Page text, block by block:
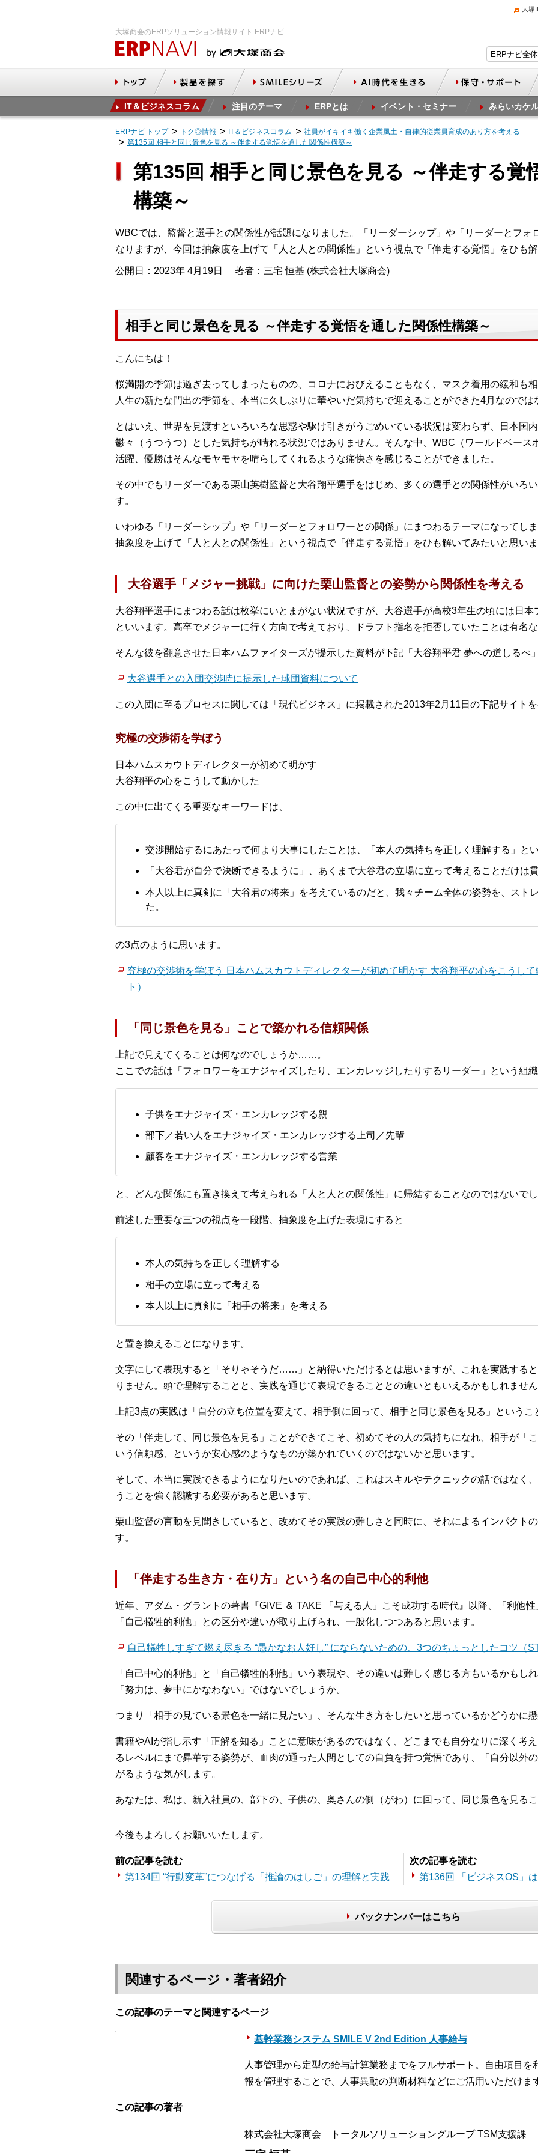
大塚
大塚商会のERPソリューション情報サイト ERPナビ
IT＆ビジネスコラム 注目のテーマ ERPとは イベント・セミナー みらいカケ
ERPナビ トップ トク◎情報 IT＆ビジネスコラム
社員がイキイキ働く企業風土・自律的従業員育成のあり方を考える
第135回 相手と同じ景色を見る ～伴走する覚悟を通した関係性構築～
第135回 相手と同じ景色を見る ～伴走する覚
構築～
WBCでは、監督と選手との関係性が話題になりました。「リーダーシップ」や「リーダーとフォ
なりますが、今回は抽象度を上げて「人と人との関係性」という視点で「伴走する覚悟」をひも
公開日：2023年 4月19日 著者：三宅 恒基 (株式会社大塚商会)
相手と同じ景色を見る ～伴走する覚悟を通した関係性構築～
こんにちは！
桜満開の季節は過ぎ去ってしまったものの、コロナにおびえることもなく、マスク着用の緩和も
人生の新たな門出の季節を、本当に久しぶりに華やいだ気持ちで迎えることができた4月なのでは
とはいえ、世界を見渡すといろいろな思惑や駆け引きがうごめいている状況は変わらず、日本国
鬱々（うつうつ）とした気持ちが晴れる状況ではありません。そんな中、WBC（ワールドベース
活躍、優勝はそんなモヤモヤを晴らしてくれるような痛快さを感じることができました。
その中でもリーダーである栗山英樹監督と大谷翔平選手をはじめ、多くの選手との関係性がいろ
す。
いわゆる「リーダーシップ」や「リーダーとフォロワーとの関係」にまつわるテーマになってし
抽象度を上げて「人と人との関係性」という視点で「伴走する覚悟」をひも解いてみたいと思い
大谷選手「メジャー挑戦」に向けた栗山監督との姿勢から関係性を考える
大谷翔平選手にまつわる話は枚挙にいとまがない状況ですが、大谷選手が高校3年生の頃には日
といいます。高卒でメジャーに行く方向で考えており、ドラフト指名を拒否していたことは有名
そんな彼を翻意させた日本ハムファイターズが提示した資料が下記「大谷翔平君 夢への道しるべ
大谷選手との入団交渉時に提示した球団資料について
この入団に至るプロセスに関しては「現代ビジネス」に掲載された2013年2月11日の下記サイト
究極の交渉術を学ぼう
日本ハムスカウトディレクターが初めて明かす
大谷翔平の心をこうして動かした
この中に出てくる重要なキーワードは、
交渉開始するにあたって何より大事にしたことは、「本人の気持ちを正しく理解する」と
「大谷君が自分で決断できるように」、あくまで大谷君の立場に立って考えることだけは
本人以上に真剣に「大谷君の将来」を考えているのだと、我々チーム全体の姿勢を、スト
た。
の3点のように思います。
究極の交渉術を学ぼう 日本ハムスカウトディレクターが初めて明かす 大谷翔平の心をこうし
ト）
「同じ景色を見る」ことで築かれる信頼関係
上記で見えてくることは何なのでしょうか……。
ここでの話は「フォロワーをエナジャイズしたり、エンカレッジしたりするリーダー」という組
子供をエナジャイズ・エンカレッジする親
部下／若い人をエナジャイズ・エンカレッジする上司／先輩
顧客をエナジャイズ・エンカレッジする営業
と、どんな関係にも置き換えて考えられる「人と人との関係性」に帰結することなのではないで
前述した重要な三つの視点を一段階、抽象度を上げた表現にすると
本人の気持ちを正しく理解する
相手の立場に立って考える
本人以上に真剣に「相手の将来」を考える
と置き換えることになります。
文字にして表現すると「そりゃそうだ……」と納得いただけるとは思いますが、これを実践する
りません。頭で理解することと、実践を通じて表現できることとの違いともいえるかもしれませ
上記3点の実践は「自分の立ち位置を変えて、相手側に回って、相手と同じ景色を見る」というこ
その「伴走して、同じ景色を見る」ことができてこそ、初めてその人の気持ちになれ、相手が「
いう信頼感、というか安心感のようなものが築かれていくのではないかと思います。
そして、本当に実践できるようになりたいのであれば、これはスキルやテクニックの話ではなく
うことを強く認識する必要があると思います。
栗山監督の言動を見聞きしていると、改めてその実践の難しさと同時に、それによるインパクト
す。
「伴走する生き方・在り方」という名の自己中心的利他
近年、アダム・グラントの著書『GIVE ＆ TAKE 「与える人」こそ成功する時代』以降、「利他
「自己犠牲的利他」との区分や違いが取り上げられ、一般化しつつあると思います。
自己犠牲しすぎて燃え尽きる “愚かなお人好し” にならないための、3つのちょっとしたコツ（
「自己中心的利他」と「自己犠牲的利他」いう表現や、その違いは難しく感じる方もいるかもし
「努力は、夢中にかなわない」ではないでしょうか。
つまり「相手の見ている景色を一緒に見たい」、そんな生き方をしたいと思っているかどうかに
書籍やAIが指し示す「正解を知る」ことに意味があるのではなく、どこまでも自分なりに深く考
るレベルにまで昇華する姿勢が、血肉の通った人間としての自負を持つ覚悟であり、「自分以外
がるような気がします。
あなたは、私は、新入社員の、部下の、子供の、奥さんの側（がわ）に回って、同じ景色を見
今後もよろしくお願いいたします。
前の記事を読む
第134回 “行動変革”につなげる「推論のはしご」の理解と実践
次の記事を読む
第136回 「ビジネスOS」
バックナンバーはこちら
関連するページ・著者紹介
この記事のテーマと関連するページ
基幹業務システム SMILE V 2nd Edition 人事給与
人事管理から定型の給与計算業務までをフルサポート。自由項目
報を管理することで、人事異動の判断材料などにご活用いただけま
この記事の著者
株式会社大塚商会 トータルソリューショングループ TSM支援課